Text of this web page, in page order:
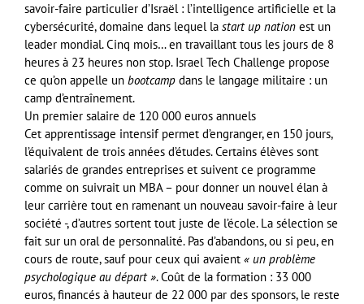
savoir-faire particulier d’Israël : l’intelligence artificielle et la
cybersécurité, domaine dans lequel la start up nation est un
leader mondial. Cinq mois… en travaillant tous les jours de 8
heures à 23 heures non stop. Israel Tech Challenge propose
ce qu’on appelle un bootcamp dans le langage militaire : un
camp d’entraînement.
Un premier salaire de 120 000 euros annuels
Cet apprentissage intensif permet d’engranger, en 150 jours,
l’équivalent de trois années d’études. Certains élèves sont
salariés de grandes entreprises et suivent ce programme
comme on suivrait un MBA – pour donner un nouvel élan à
leur carrière tout en ramenant un nouveau savoir-faire à leur
société -, d’autres sortent tout juste de l’école. La sélection se
fait sur un oral de personnalité. Pas d’abandons, ou si peu, en
cours de route, sauf pour ceux qui avaient « un problème
psychologique au départ ». Coût de la formation : 33 000
euros, financés à hauteur de 22 000 par des sponsors, le reste